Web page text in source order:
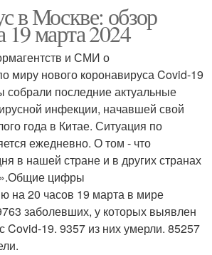
в Москве: обзор
19 марта 2024
и СМИ о
миру нового коронавируса Covid-19
последние актуальные
инфекции, начавшей свой
года в Китае. Ситуация по
ежедневно. О том - что
в нашей стране и в других странах
цифры
на 20 часов 19 марта в мире
заболевших, у которых выявлен
Covid-19. 9357 из них умерли. 85257